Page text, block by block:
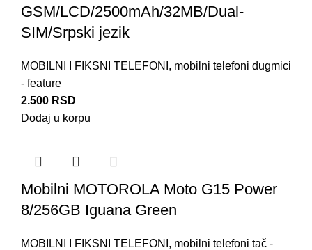
GSM/LCD/2500mAh/32MB/Dual-
SIM/Srpski jezik
MOBILNI I FIKSNI TELEFONI , mobilni telefoni dugmici
- feature
2.500 RSD
Dodaj u korpu
Mobilni MOTOROLA Moto G15 Power
8/256GB Iguana Green
MOBILNI I FIKSNI TELEFONI , mobilni telefoni tač -